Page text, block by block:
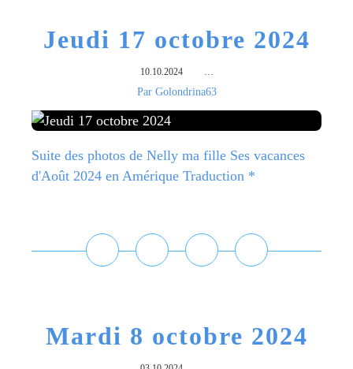
Jeudi 17 octobre 2024
10.10.2024 …
Par Golondrina63
Suite des photos de Nelly ma fille Ses vacances
d'Août 2024 en Amérique Traduction *
Mardi 8 octobre 2024